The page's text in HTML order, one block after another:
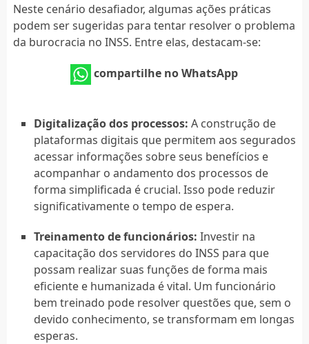
Neste cenário desafiador, algumas ações práticas
podem ser sugeridas para tentar resolver o problema
da burocracia no INSS. Entre elas, destacam-se:
compartilhe no WhatsApp
Digitalização dos processos: A construção de
plataformas digitais que permitem aos segurados
acessar informações sobre seus benefícios e
acompanhar o andamento dos processos de
forma simplificada é crucial. Isso pode reduzir
significativamente o tempo de espera.
Treinamento de funcionários: Investir na
capacitação dos servidores do INSS para que
possam realizar suas funções de forma mais
eficiente e humanizada é vital. Um funcionário
bem treinado pode resolver questões que, sem o
devido conhecimento, se transformam em longas
esperas.